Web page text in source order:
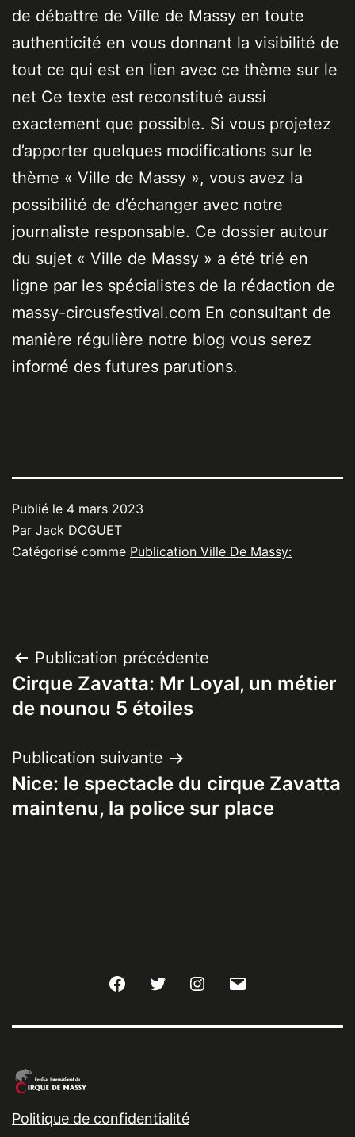
de débattre de Ville de Massy en toute
authenticité en vous donnant la visibilité de
tout ce qui est en lien avec ce thème sur le
net Ce texte est reconstitué aussi
exactement que possible. Si vous projetez
d’apporter quelques modifications sur le
thème « Ville de Massy », vous avez la
possibilité de d’échanger avec notre
journaliste responsable. Ce dossier autour
du sujet « Ville de Massy » a été trié en
ligne par les spécialistes de la rédaction de
massy-circusfestival.com En consultant de
manière régulière notre blog vous serez
informé des futures parutions.
Publié le 4 mars 2023
Par Jack DOGUET
Catégorisé comme Publication Ville De Massy:
Navigation
de
Publication précédente
Cirque Zavatta: Mr Loyal, un métier
de nounou 5 étoiles
Publication suivante
Nice: le spectacle du cirque Zavatta
maintenu, la police sur place
FacebookTwitter Instagram
Politique de confidentialité